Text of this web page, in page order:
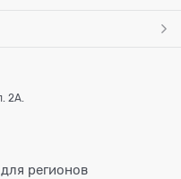
2А.
регионов